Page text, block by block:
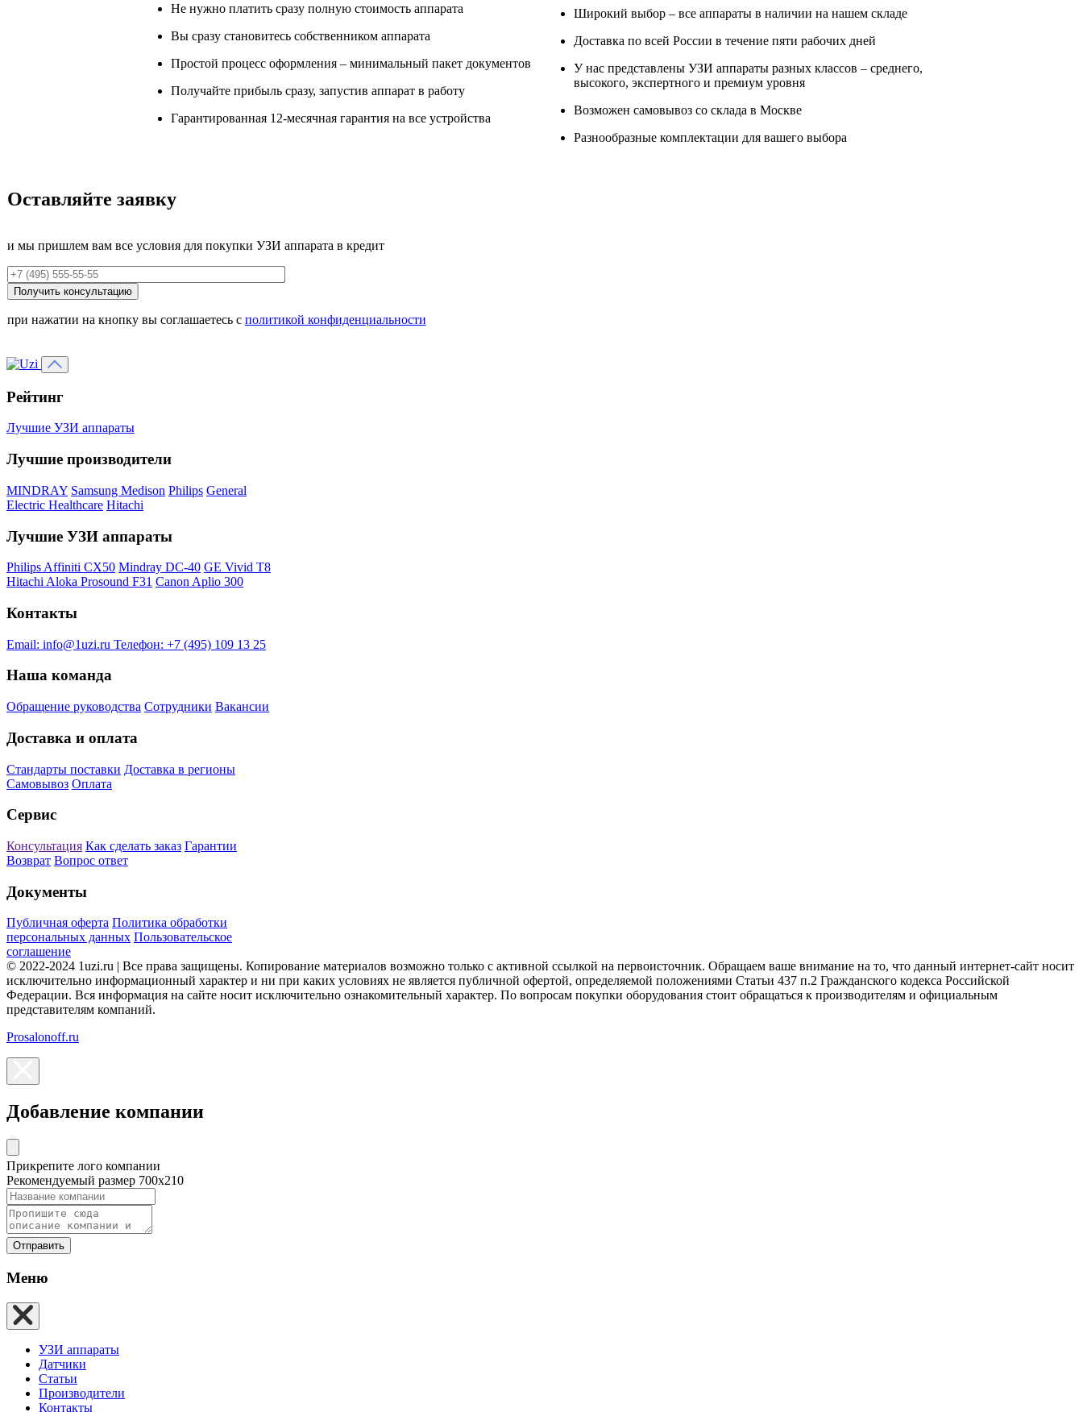
Не нужно платить сразу полную стоимость аппарата
Вы сразу становитесь собственником аппарата
Простой процесс оформления – минимальный пакет документов
Получайте прибыль сразу, запустив аппарат в работу
Гарантированная 12-месячная гарантия на все устройства
Широкий выбор – все аппараты в наличии на нашем складе
Доставка по всей России в течение пяти рабочих дней
У нас представлены УЗИ аппараты разных классов – среднего,
высокого, экспертного и премиум уровня
Возможен самовывоз со склада в Москве
Разнообразные комплектации для вашего выбора
Оставляйте заявку
и мы пришлем вам все условия для покупки УЗИ аппарата в кредит
при нажатии на кнопку вы соглашаетесь с политикой конфиденциальности
Рейтинг
Лучшие УЗИ аппараты
Лучшие производители
MINDRAY Samsung Medison Philips General
Electric Healthcare Hitachi
Лучшие УЗИ аппараты
Philips Affiniti CX50 Mindray DC-40 GE Vivid T8
Hitachi Aloka Prosound F31 Canon Aplio 300
Контакты
Email: info@1uzi.ru Телефон: +7 (495) 109 13 25
Наша команда
Обращение руководства Сотрудники Вакансии
Доставка и оплата
Стандарты поставки Доставка в регионы
Самовывоз Оплата
Сервис
Консультация Как сделать заказ Гарантии
Возврат Вопрос ответ
Документы
Публичная оферта Политика обработки
персональных данных Пользовательское
соглашение
© 2022-2024 1uzi.ru | Все права защищены. Копирование материалов возможно только с активной ссылкой на первоисточник. Обращаем ваше внимание на то, что данный интернет-сайт носит
исключительно информационный характер и ни при каких условиях не является публичной офертой, определяемой положениями Статьи 437 п.2 Гражданского кодекса Российской
Федерации. Вся информация на сайте носит исключительно ознакомительный характер. По вопросам покупки оборудования стоит обращаться к производителям и официальным
представителям компаний.
Prosalonoff.ru
Добавление компании
Прикрепите лого компании
Рекомендуемый размер 700х210
Отправить
Меню
УЗИ аппараты
Датчики
Статьи
Производители
Контакты